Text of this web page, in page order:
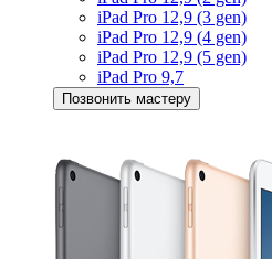
iPad Pro 12,9 (3 gen)
iPad Pro 12,9 (4 gen)
iPad Pro 12,9 (5 gen)
iPad Pro 9,7
Позвонить мастеру